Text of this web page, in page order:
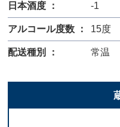
日本酒度 ： -1
アルコール度数 ： 15度
配送種別 ： 常温